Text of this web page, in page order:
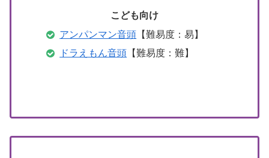
こども向け
アンパンマン音頭 【難易度：易】
ドラえもん音頭 【難易度：難】